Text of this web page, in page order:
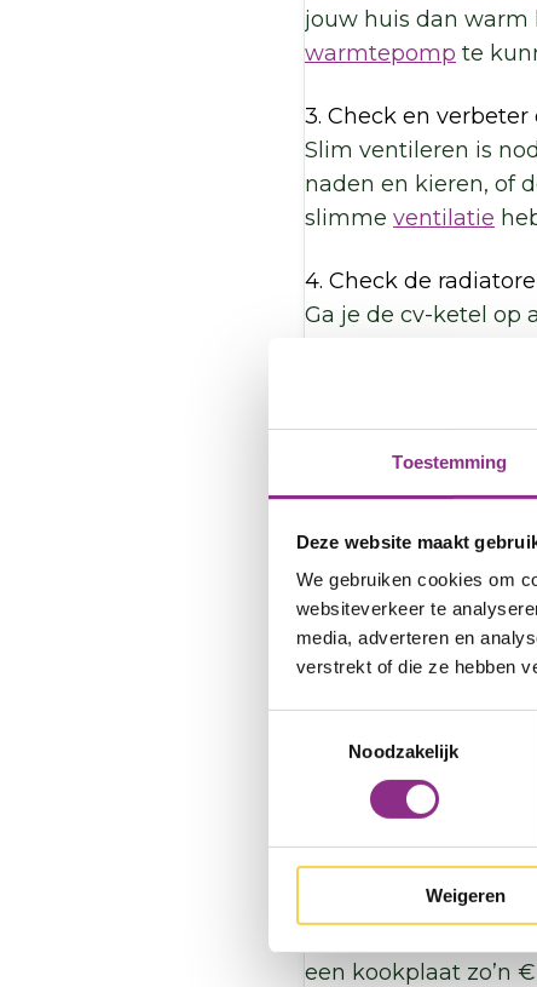
Toestemming
Deze website maakt
We gebruiken cookies om
websiteverkeer te
media, adverteren en
verstrekt of die ze hebben
Noodzakelijk
Weigeren
jouw huis dan warm
warmtepomp te
3. Check en
Slim ventileren is
naden en kieren, of
slimme ventilatie
4. Check de
Ga je de cv-ketel op
je radiatoren ‘groot
verwarming
Vanaf 1 juli 2026
verzwaren van
een warmtepomp,
wachtrij. Check
is op:Check je
slim omgaat met
5. Ga elektrisch
Met een
een kookplaat zo’n